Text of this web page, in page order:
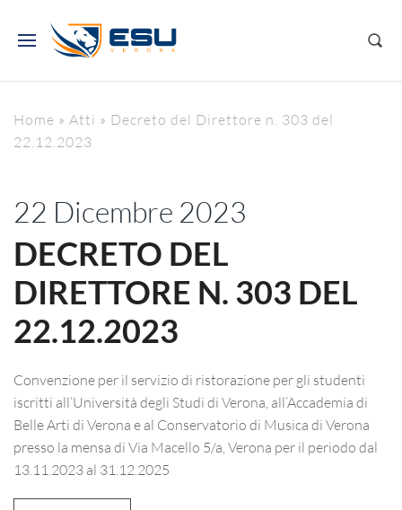
Home » Atti » Decreto del Direttore n. 303 del
22.12.2023
22 Dicembre 2023
DECRETO DEL
DIRETTORE N. 303 DEL
22.12.2023
Convenzione per il servizio di ristorazione per gli studenti
iscritti all’Università degli Studi di Verona, all’Accademia di
Belle Arti di Verona e al Conservatorio di Musica di Verona
presso la mensa di Via Macello 5/a, Verona per il periodo dal
13.11.2023 al 31.12.2025